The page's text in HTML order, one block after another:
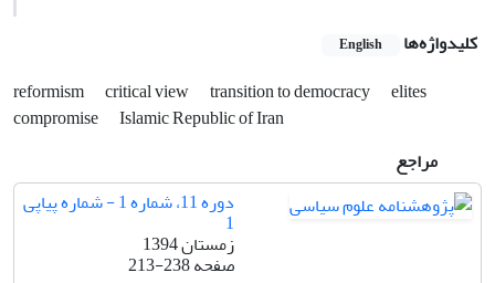
کلیدواژه‌ها English
reformism critical view transition to democracy
elites
compromise
Islamic Republic of Iran
مراجع
دوره 11، شماره 1 - شماره پیاپی
1
زمستان 1394
صفحه213-238